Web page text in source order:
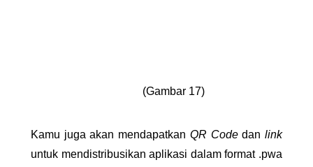
(Gambar 17)
Kamu juga akan mendapatkan QR Code dan
link
untuk mendistribusikan aplikasi dalam format .pwa